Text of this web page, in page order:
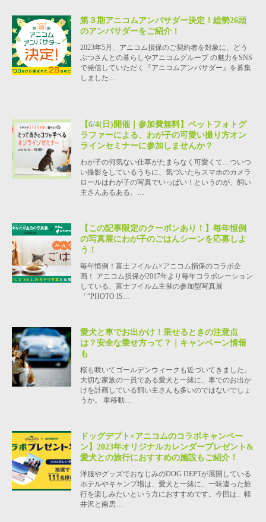
第３期アニコムアンバサダー決定！総勢26頭
のアンバサダーをご紹介！
2023年5月、アニコム損保のご契約者を対象に、どう
ぶつさんとの暮らしやアニコムグループ の魅力をSNS
で発信していただく『アニコムアンバサダー』を募集
しました…
【6/4(日)開催｜参加費無料】ペットフォトグ
ラファーによる、わが子の可愛い撮り方オン
ラインセミナーに参加しませんか？
わが子の何気ない仕草がたまらなく可愛くて…ついつ
い撮影をしているうちに、気づいたらスマホのカメラ
ロールはわが子の写真でいっぱい！というのが、飼い
主さんあるある。…
【この記事限定のクーポンあり！】毎年恒例
の写真展にわが子のごはんシーンを応募しよ
う！
毎年恒例！富士フイルム×アニコム損保のコラボ企
画！ アニコム損保が2017年より毎年コラボレーション
している、富士フイルム主催の参加型写真展
「“PHOTO IS…
愛犬と車でお出かけ！乗せるときの注意点
は？安全な乗せ方って？｜キャンペーン情報
も
桜も咲いてゴールデンウィークも近づいてきました。
大切な家族の一員である愛犬と一緒に、車でのお出か
けを計画している飼い主さんも多いのではないでしょ
うか。 車移動…
ドッグデプト×アニコムのコラボキャンペー
ン】2023年オリジナルカレンダープレゼント&
愛犬との旅行におすすめの施設もご紹介！
洋服やグッズでおなじみのDOG DEPTが展開している
ホテルやキャンプ場は、愛犬と一緒に、一味違った旅
行を楽しみたいという方におすすめです。今回は、軽
井沢と南房…